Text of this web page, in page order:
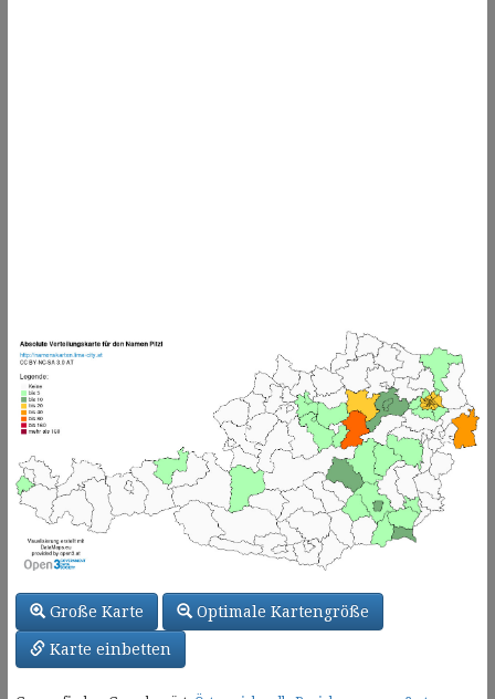
Große Karte Optimale Kartengröße
Karte einbetten